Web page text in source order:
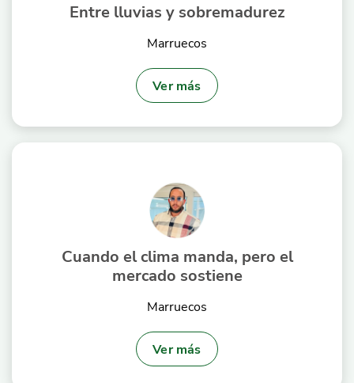
Entre lluvias y sobremadurez
Marruecos
Ver más
Cuando el clima manda, pero el
mercado sostiene
Marruecos
Ver más